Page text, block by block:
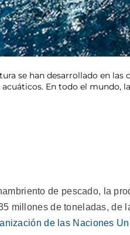
se han desarrollado en
En todo el mundo,
de pescado, la
millones de toneladas, de
de las Naciones